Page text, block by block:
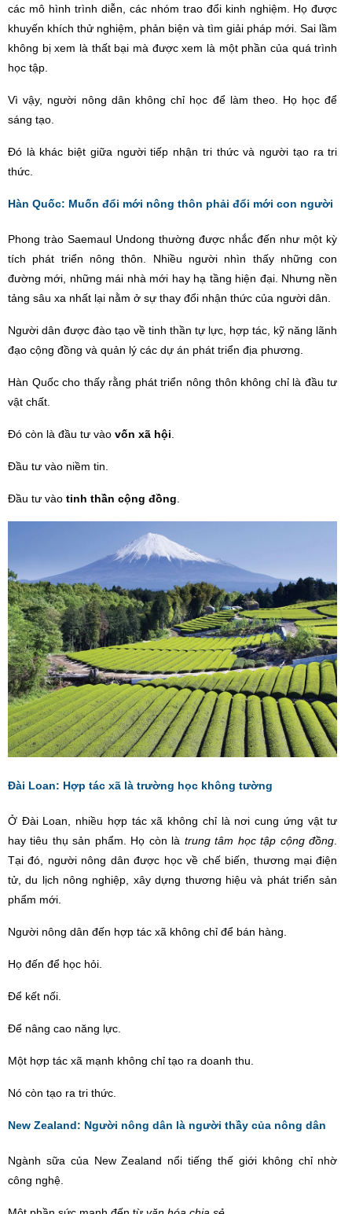
các mô hình trình diễn, các nhóm trao đổi kinh nghiệm. Họ được
khuyến khích thử nghiệm, phản biện và tìm giải pháp mới. Sai lầm
không bị xem là thất bại mà được xem là một phần của quátrình
học tập.
Vì vậy, người nông dân không chỉ học để làm theo. Họ học để
sáng tạo.
Đó là khác biệt giữa người tiếp nhận tri thức và người tạo ra tri
thức.
Hàn Quốc: Muốn đổi mới nông thôn phải đổi mới con người
Phong trào Saemaul Undong thường được nhắc đến như một kỳ
tích phát triển nông thôn. Nhiều người nhìn thấy những con
đường mới, những mái nhà mới hay hạ tầng hiện đại. Nhưng nền
tảng sâu xa nhất lại nằm ở sự thay đổi nhận thức của người dân.
Người dân được đào tạo về tinh thần tự lực, hợp tác, kỹ năng lãnh
đạo cộng đồng và quản lý các dự án phát triển địa phương.
Hàn Quốc cho thấy rằng phát triển nông thôn không chỉ là đầu tư
vật chất.
Đó còn là đầu tư vào vốn xã hội
Đầu tư vào niềm tin.
Đầu tư vào tinh thần cộng đồng
Đài Loan: Hợp tác xã là trường học không tường
Ở Đài Loan, nhiều hợp tác xã không chỉ là nơi cung ứng vật tư
hay tiêu thụ sản phẩm. Họ còn là trung tâm học tập cộng đồng
Tại đó, người nông dân được học về chế biến, thương mại điện
tử , du lịch nông nghiệp, xây dựng thương hiệu và phát triển sản
phẩm mới.
Người nông dân đến hợp tác xã không chỉ để bán hàng.
Họ đến để học hỏi.
Để kết nối.
Để nâng cao năng lực.
Một hợp tác xã mạnh không chỉ tạo ra doanh thu.
Nó còn tạo ra tri thức.
New Zealand: Người nông dân là người thầy của nông dân
Ngành sữa của New Zealand nổi tiếng thế giới không chỉ nhờ
công nghệ.